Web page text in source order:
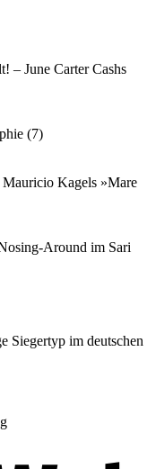
– June Carter Cashs
(7)
Kagels »Mare
Around im Sari
Siegertyp im deutschen